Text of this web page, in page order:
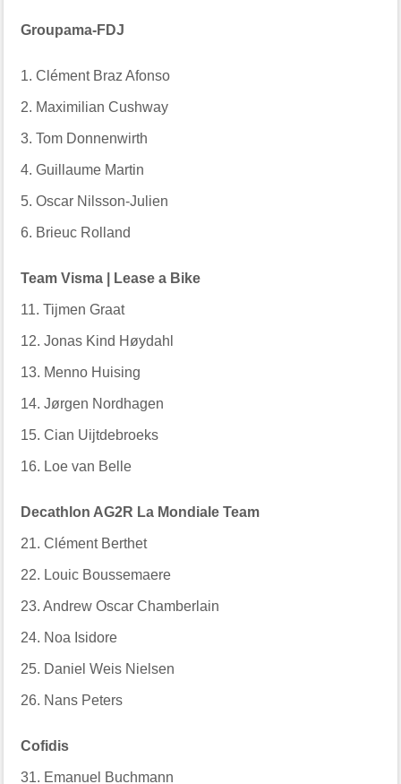
Groupama-FDJ
1. Clément Braz Afonso
2. Maximilian Cushway
3. Tom Donnenwirth
4. Guillaume Martin
5. Oscar Nilsson-Julien
6. Brieuc Rolland
Team Visma | Lease a Bike
11. Tijmen Graat
12. Jonas Kind Høydahl
13. Menno Huising
14. Jørgen Nordhagen
15. Cian Uijtdebroeks
16. Loe van Belle
Decathlon AG2R La Mondiale Team
21. Clément Berthet
22. Louic Boussemaere
23. Andrew Oscar Chamberlain
24. Noa Isidore
25. Daniel Weis Nielsen
26. Nans Peters
Cofidis
31. Emanuel Buchmann